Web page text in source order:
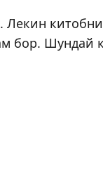
китобни
бор. Шундай